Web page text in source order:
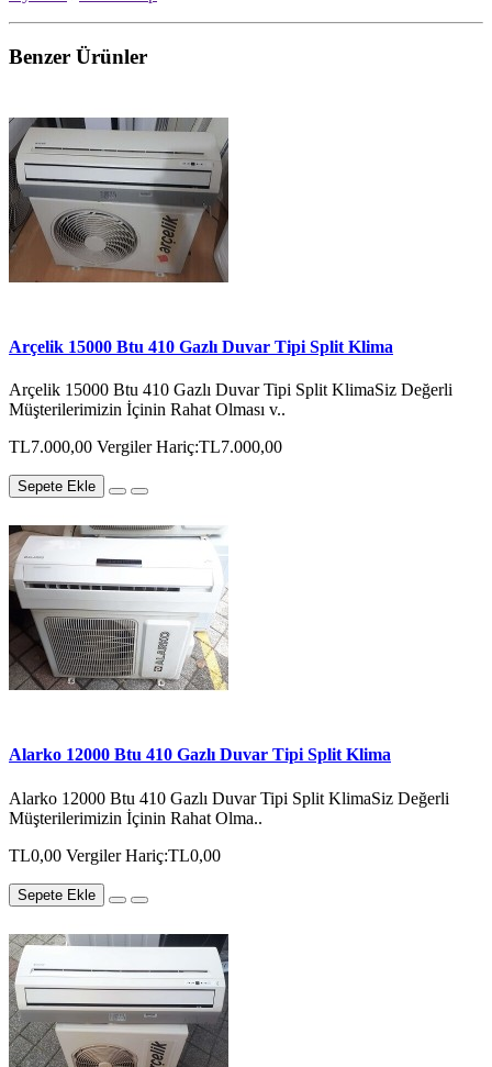
Benzer Ürünler
Arçelik 15000 Btu 410 Gazlı Duvar Tipi Split Klima
Arçelik 15000 Btu 410 Gazlı Duvar Tipi Split KlimaSiz Değerli
Müşterilerimizin İçinin Rahat Olması v..
TL7.000,00 Vergiler Hariç:TL7.000,00
Sepete Ekle
Alarko 12000 Btu 410 Gazlı Duvar Tipi Split Klima
Alarko 12000 Btu 410 Gazlı Duvar Tipi Split KlimaSiz Değerli
Müşterilerimizin İçinin Rahat Olma..
TL0,00 Vergiler Hariç:TL0,00
Sepete Ekle